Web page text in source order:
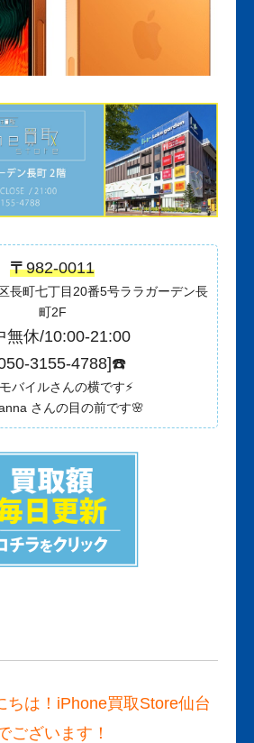
〒982-0011
長町七丁目20番5号ララガーデン長
町2F
無休/10:00-21:00
3155-4788]☎️
バイルさんの横です⚡️
さんの目の前です🌸
ちは！iPhone買取Store仙台
ございます！